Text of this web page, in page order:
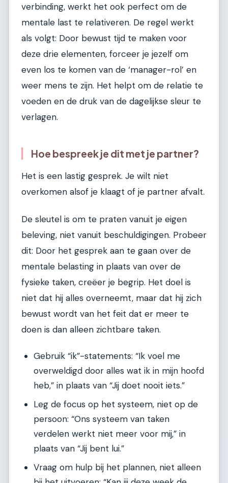
verbinding, werkt het ook perfect om de
mentale last te relativeren. De regel werkt
als volgt: Door bewust tijd te maken voor
deze drie elementen, forceer je jezelf om
even los te komen van de ‘manager-rol’ en
weer mens te zijn. Het helpt om de relatie te
voeden en de druk van de dagelijkse sleur te
verlagen.
Hoe bespreek je dit met je partner?
Het is een lastig gesprek. Je wilt niet
overkomen alsof je klaagt of je partner afvalt.
De sleutel is om te praten vanuit je eigen
beleving, niet vanuit beschuldigingen. Probeer
dit: Door het gesprek aan te gaan over de
mentale belasting in plaats van over de
fysieke taken, creëer je begrip. Het doel is
niet dat hij alles overneemt, maar dat hij zich
bewust wordt van het feit dat er meer te
doen is dan alleen zichtbare taken.
Gebruik “ik”-statements: “Ik voel me
overweldigd door alles wat ik in mijn hoofd
heb,” in plaats van “Jij doet nooit iets.”
Leg de focus op het systeem, niet op de
persoon: “Ons systeem van taken
verdelen werkt niet meer voor mij,” in
plaats van “Jij bent lui.”
Vraag om hulp bij het plannen, niet alleen